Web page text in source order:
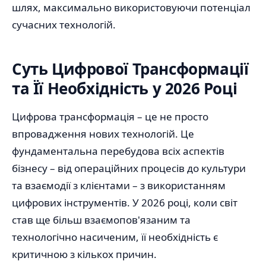
шлях, максимально використовуючи потенціал
сучасних технологій.
Суть Цифрової Трансформації
та Її Необхідність у 2026 Році
Цифрова трансформація – це не просто
впровадження нових технологій. Це
фундаментальна перебудова всіх аспектів
бізнесу – від операційних процесів до культури
та взаємодії з клієнтами – з використанням
цифрових інструментів. У 2026 році, коли світ
став ще більш взаємопов'язаним та
технологічно насиченим, її необхідність є
критичною з кількох причин.